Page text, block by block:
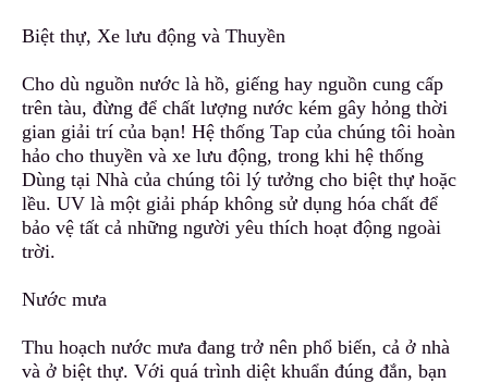
Biệt thự, Xe lưu động và Thuyền
Cho dù nguồn nước là hồ, giếng hay nguồn cung cấp
trên tàu, đừng để chất lượng nước kém gây hỏng thời
gian giải trí của bạn! Hệ thống Tap của chúng tôi hoàn
hảo cho thuyền và xe lưu động, trong khi hệ thống
Dùng tại Nhà của chúng tôi lý tưởng cho biệt thự hoặc
lều. UV là một giải pháp không sử dụng hóa chất để
bảo vệ tất cả những người yêu thích hoạt động ngoài
trời.
Nước mưa
Thu hoạch nước mưa đang trở nên phổ biến, cả ở nhà
và ở biệt thự. Với quá trình diệt khuẩn đúng đắn, bạn